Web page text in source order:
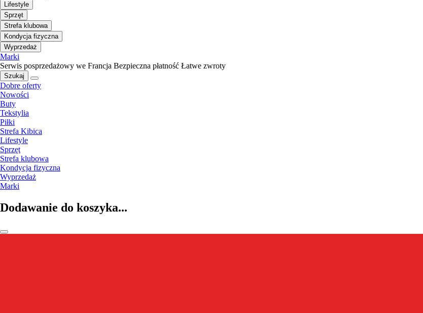
Lifestyle
Sprzęt
Strefa klubowa
Kondycja fizyczna
Wyprzedaż
Marki
Serwis posprzedażowy we Francja Bezpieczna płatność Łatwe zwroty
Szukaj
Dobre oferty
Nowości
Buty
Tekstylia
Piłki
Strefa Kibica
Lifestyle
Sprzęt
Strefa klubowa
Kondycja fizyczna
Wyprzedaż
Marki
Dodawanie do koszyka...